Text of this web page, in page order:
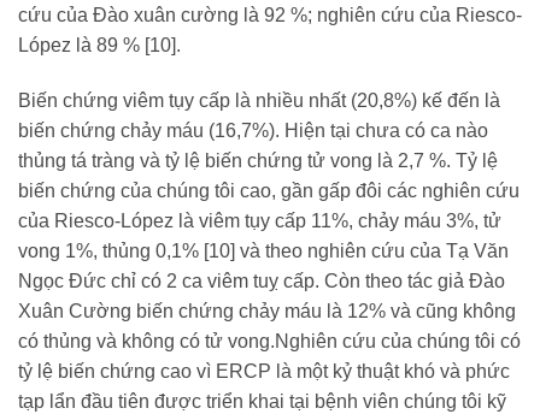
cứu của Đào xuân cường là 92 %; nghiên cứu của Riesco-
López là 89 % [10].
Biến chứng viêm tụy cấp là nhiều nhất (20,8%) kế đến là
biến chứng chảy máu (16,7%). Hiện tại chưa có ca nào
thủng tá tràng và tỷ lệ biến chứng tử vong là 2,7 %. Tỷ lệ
biến chứng của chúng tôi cao, gần gấp đôi các nghiên cứu
của Riesco-López là viêm tụy cấp 11%, chảy máu 3%, tử
vong 1%, thủng 0,1% [10] và theo nghiên cứu của Tạ Văn
Ngọc Đức chỉ có 2 ca viêm tuỵ cấp. Còn theo tác giả Đào
Xuân Cường biến chứng chảy máu là 12% và cũng không
có thủng và không có tử vong.Nghiên cứu của chúng tôi có
tỷ lệ biến chứng cao vì ERCP là một kỷ thuật khó và phức
tạp lẩn đầu tiên được triển khai tại bệnh viên chúng tôi kỹ